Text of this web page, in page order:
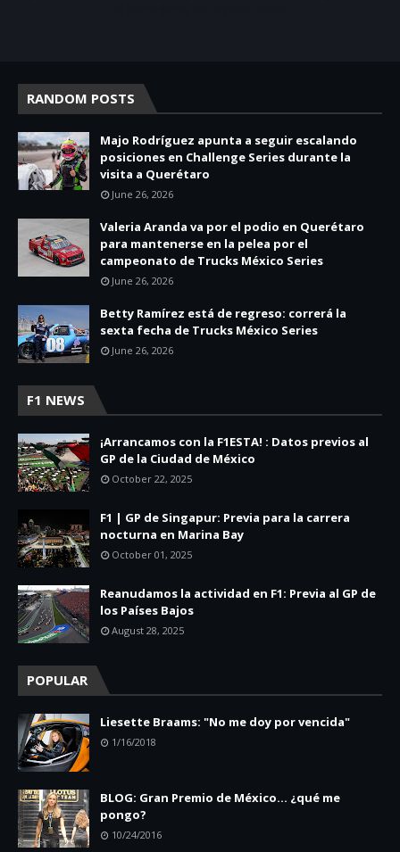
RANDOM POSTS
Majo Rodríguez apunta a seguir escalando
posiciones en Challenge Series durante la
visita a Querétaro
June 26, 2026
Valeria Aranda va por el podio en Querétaro
para mantenerse en la pelea por el
campeonato de Trucks México Series
June 26, 2026
Betty Ramírez está de regreso: correrá la
sexta fecha de Trucks México Series
June 26, 2026
F1 NEWS
¡Arrancamos con la F1ESTA! : Datos previos al
GP de la Ciudad de México
October 22, 2025
F1 | GP de Singapur: Previa para la carrera
nocturna en Marina Bay
October 01, 2025
Reanudamos la actividad en F1: Previa al GP de
los Países Bajos
August 28, 2025
POPULAR
Liesette Braams: "No me doy por vencida"
1/16/2018
BLOG: Gran Premio de México... ¿qué me
pongo?
10/24/2016